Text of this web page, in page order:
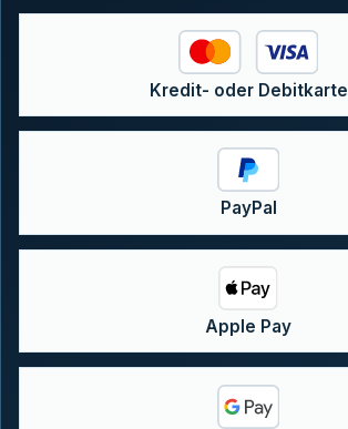
Kredit- oder Debitkarte
PayPal
Apple Pay